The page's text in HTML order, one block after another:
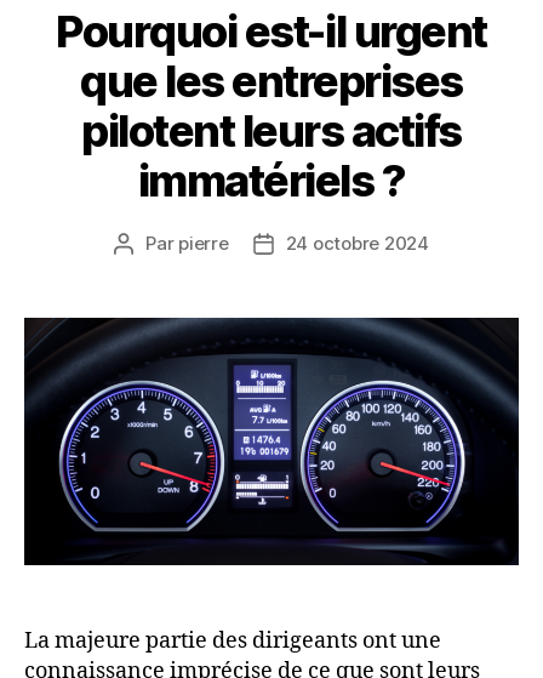
Pourquoi est-il urgent
que les entreprises
pilotent leurs actifs
immatériels ?
Auteur
Par pierre
Date24 octobre 2024
La majeure partie des dirigeants ont une
connaissance imprécise de ce que sont leurs